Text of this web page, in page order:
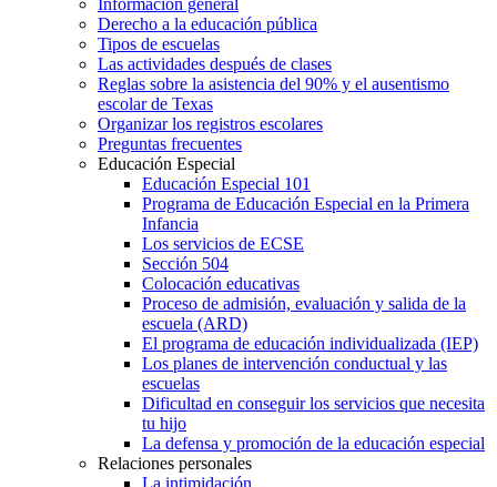
Derecho a la educación pública
Tipos de escuelas
Las actividades después de clases
Reglas sobre la asistencia del 90% y el ausentismo
escolar de Texas
Organizar los registros escolares
Preguntas frecuentes
Educación Especial
Educación Especial 101
Programa de Educación Especial en la Primera
Infancia
Los servicios de ECSE
Sección 504
Colocación educativas
Proceso de admisión, evaluación y salida de la
escuela (ARD)
El programa de educación individualizada (IEP)
Los planes de intervención conductual y las
escuelas
Dificultad en conseguir los servicios que necesita
tu hijo
La defensa y promoción de la educación especial
Relaciones personales
La intimidación